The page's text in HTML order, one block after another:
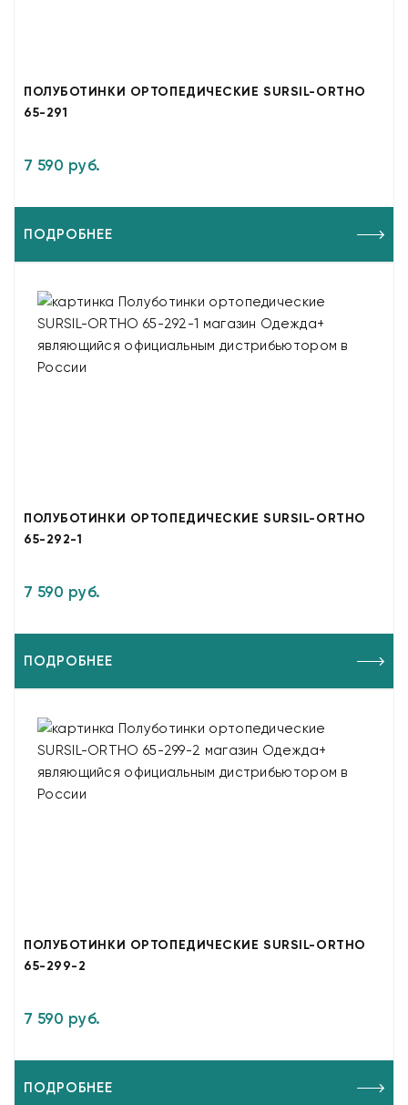
ПОЛУБОТИНКИ ОРТОПЕДИЧЕСКИЕ SURSIL-ORTHO
65-291
7 590 руб.
ПОДРОБНЕЕ
ПОЛУБОТИНКИ ОРТОПЕДИЧЕСКИЕ SURSIL-ORTHO
65-292-1
7 590 руб.
ПОДРОБНЕЕ
ПОЛУБОТИНКИ ОРТОПЕДИЧЕСКИЕ SURSIL-ORTHO
65-299-2
7 590 руб.
ПОДРОБНЕЕ